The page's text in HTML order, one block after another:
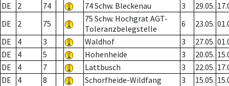
DE
2 74 74 Schw. Bleckenau 3 29.05.
DE
2 75
75 Schw. Hochgrat AGT-
Toleranzbelegstelle
6 23.05.
DE
4 3 Waldhof 3 27.05.
DE
4 5 Hohenheide 3 20.05.
DE
4 7 Lattbusch 3 22.05.
DE
4 8 Schorfheide-Wildfang 3 15.05.